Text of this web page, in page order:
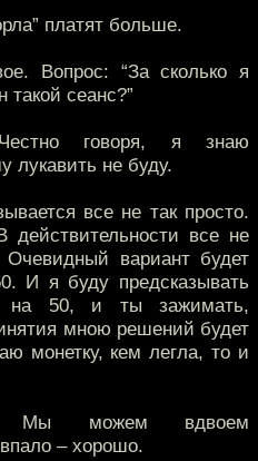
платят больше.
Вопрос: “За сколько я
такой сеанс?”
говоря, я знаю
лукавить не буду.
все не так просто.
действительности все не
вариант будет
И я буду предсказывать
на 50, и ты зажимать,
мною решений будет
монетку, кем легла, то и
можем вдвоем
– хорошо.